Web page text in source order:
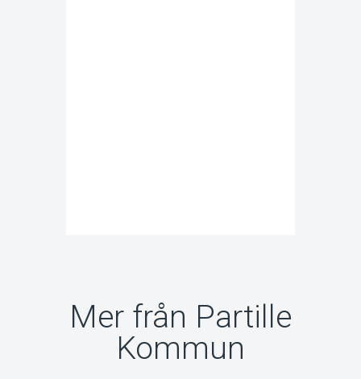
Mer från Partille
Kommun